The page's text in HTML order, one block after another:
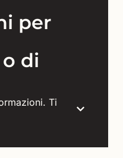
per
di
Ti